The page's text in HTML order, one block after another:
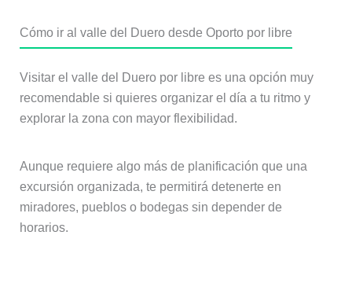
Cómo ir al valle del Duero desde Oporto por libre
Visitar el valle del Duero por libre es una opción muy
recomendable si quieres organizar el día a tu ritmo y
explorar la zona con mayor flexibilidad.
Aunque requiere algo más de planificación que una
excursión organizada, te permitirá detenerte en
miradores, pueblos o bodegas sin depender de
horarios.